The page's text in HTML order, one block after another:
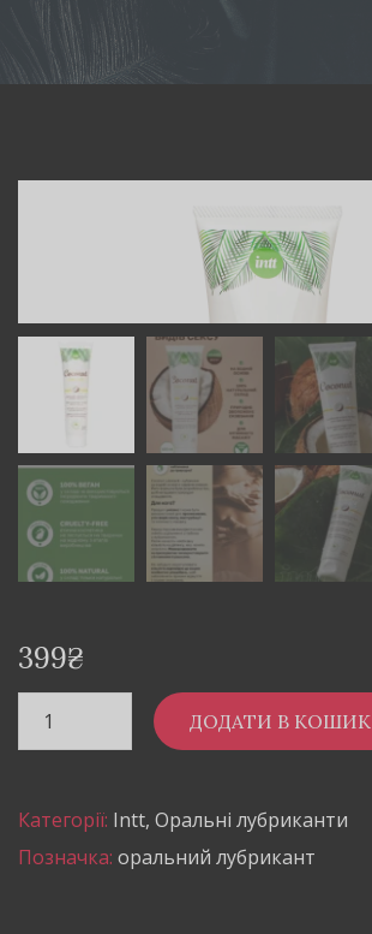
399₴
ДОДАТИ В КОШИК
Категорії: Intt, Оральні лубриканти
Позначка: оральний лубрикант